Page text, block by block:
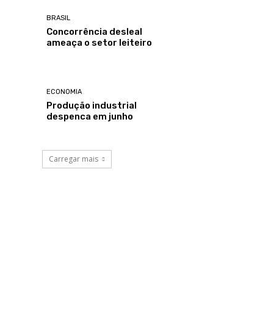
BRASIL
Concorrência desleal
ameaça o setor leiteiro
ECONOMIA
Produção industrial
despenca em junho
Carregar mais